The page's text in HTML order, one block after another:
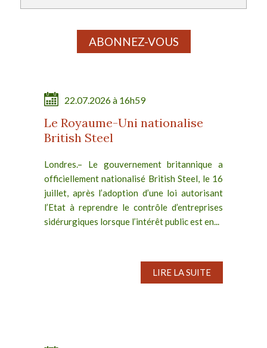
ABONNEZ-VOUS
22.07.2026 à 16h59
Le Royaume-Uni nationalise
British Steel
Londres.– Le gouvernement britannique a
officiellement nationalisé British Steel, le 16
juillet, après l’adoption d’une loi autorisant
l’Etat à reprendre le contrôle d’entreprises
sidérurgiques lorsque l’intérêt public est en...
LIRE LA SUITE